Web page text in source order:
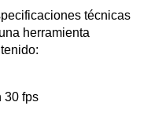
técnicas
herramienta
30 fps